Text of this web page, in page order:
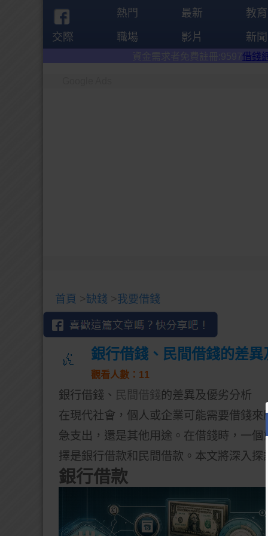
熱門 最新
教育
交際
職場 影片 新聞
。全台前三大借
首頁 >缺錢 >我要借錢
銀行借錢、民間借錢的差異
觀看人數：11
銀行借錢、 民間借錢的差異及優劣分析
在現代社會，個人或企業可能需要借錢來
急支出，還是其他用途。在借錢時，一個
擇是銀行借款和民間借款。本文將深入
銀行借款